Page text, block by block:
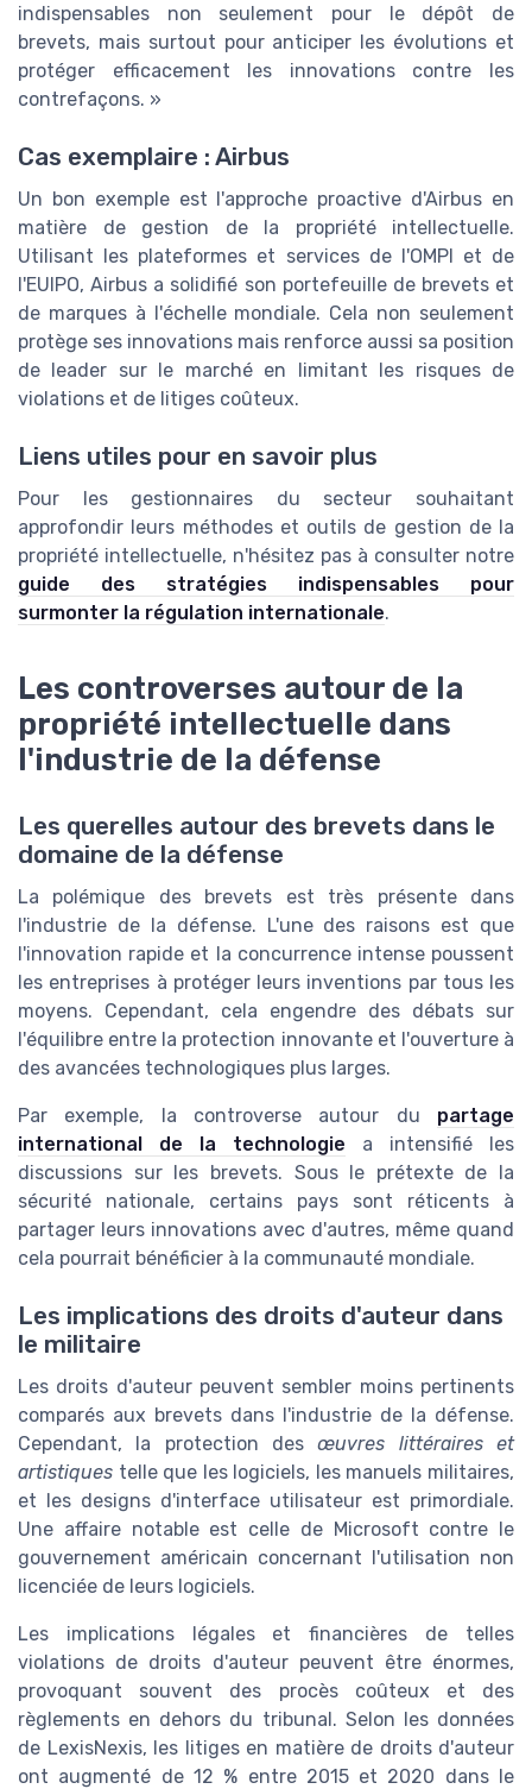
indispensables non seulement pour le dépôt de
brevets, mais surtout pour anticiper les évolutions et
protéger efficacement les innovations contre les
contrefaçons. »
Cas exemplaire : Airbus
Un bon exemple est l'approche proactive d'Airbus en
matière de gestion de la propriété intellectuelle.
Utilisant les plateformes et services de l'OMPI et de
l'EUIPO, Airbus a solidifié son portefeuille de brevets et
de marques à l'échelle mondiale. Cela non seulement
protège ses innovations mais renforce aussi sa position
de leader sur le marché en limitant les risques de
violations et de litiges coûteux.
Liens utiles pour en savoir plus
Pour les gestionnaires du secteur souhaitant
approfondir leurs méthodes et outils de gestion de la
propriété intellectuelle, n'hésitez pas à consulter notre
guide des stratégies indispensables pour
surmonter la régulation internationale.
Les controverses autour de la
propriété intellectuelle dans
l'industrie de la défense
Les querelles autour des brevets dans le
domaine de la défense
La polémique des brevets est très présente dans
l'industrie de la défense. L'une des raisons est que
l'innovation rapide et la concurrence intense poussent
les entreprises à protéger leurs inventions par tous les
moyens. Cependant, cela engendre des débats sur
l'équilibre entre la protection innovante et l'ouverture à
des avancées technologiques plus larges.
Par exemple, la controverse autour du partage
international de la technologie a intensifié les
discussions sur les brevets. Sous le prétexte de la
sécurité nationale, certains pays sont réticents à
partager leurs innovations avec d'autres, même quand
cela pourrait bénéficier à la communauté mondiale.
Les implications des droits d'auteur dans
le militaire
Les droits d'auteur peuvent sembler moins pertinents
comparés aux brevets dans l'industrie de la défense.
Cependant, la protection desœuvres littéraires et
artistiques telle que les logiciels, les manuels militaires,
et les designs d'interface utilisateur est primordiale.
Une affaire notable est celle de Microsoft contre le
gouvernement américain concernant l'utilisation non
licenciée de leurs logiciels.
Les implications légales et financières de telles
violations de droits d'auteur peuvent être énormes,
provoquant souvent des procès coûteux et des
règlements en dehors du tribunal. Selon les données
de LexisNexis, les litiges en matière de droits d'auteur
ont augmenté de 12 % entre 2015 et 2020 dans le